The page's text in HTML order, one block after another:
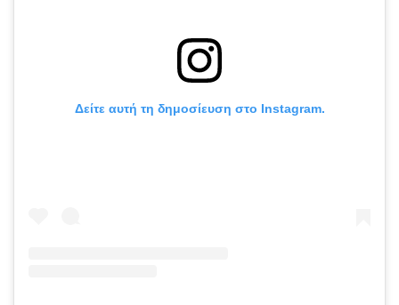
Δείτε αυτή τη δημοσίευση στο Instagram.